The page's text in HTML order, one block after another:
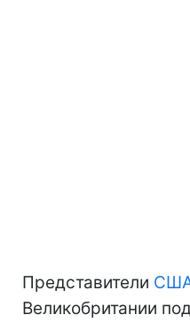
Представители
Великобритании